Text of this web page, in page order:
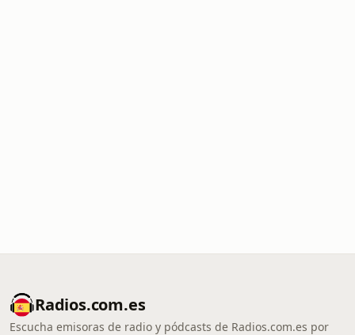
Radios.com.es
Escucha emisoras de radio y pódcasts de Radios.com.es por